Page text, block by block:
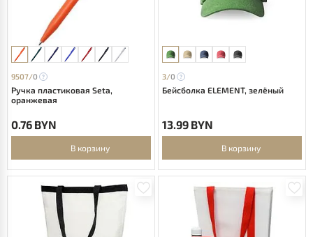
9507/0
Ручка пластиковая Seta,
оранжевая
0.76 BYN
В корзину
3/0
Бейсболка ELEMENT, зелёный
13.99 BYN
В корзину